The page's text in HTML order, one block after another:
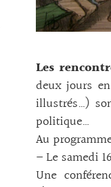
Les
deux jours
illustrés…)
politique…
Au
– Le samedi
Une